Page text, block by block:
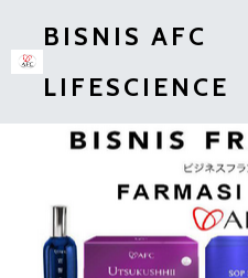
BISNIS AFC
LIFESCIENCE